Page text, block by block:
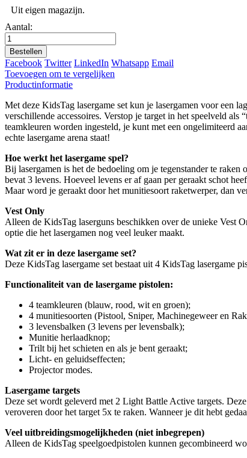
Uit eigen magazijn.
Aantal:
Bestellen
Facebook Twitter LinkedIn Whatsapp Email
Toevoegen om te vergelijken
Productinformatie
Met deze KidsTag lasergame set kun je lasergamen voor een
verschillende accessoires. Verstop je target in het speelveld
teamkleuren worden ingesteld, je kunt met een ongelimiteerd
echte lasergame arena staat!
Hoe werkt het lasergame spel?
Bij lasergamen is het de bedoeling om je tegenstander te
bevat 3 levens. Hoeveel levens er af gaan per geraakt schot
Maar word je geraakt door het munitiesoort raketwerper, dan
Vest Only
Alleen de KidsTag laserguns beschikken over de unieke Vest
optie die het lasergamen nog veel leuker maakt.
Wat zit er in deze lasergame set?
Deze KidsTag lasergame set bestaat uit 4 KidsTag lasergame
Functionaliteit van de lasergame pistolen:
4 teamkleuren (blauw, rood, wit en groen);
4 munitiesoorten (Pistool, Sniper, Machinegeweer en
3 levensbalken (3 levens per levensbalk);
Munitie herlaadknop;
Trilt bij het schieten en als je bent geraakt;
Licht- en geluidseffecten;
Projector modes.
Lasergame targets
Deze set wordt geleverd met 2 Light Battle Active targets.
veroveren door het target 5x te raken. Wanneer je dit hebt
Veel uitbreidingsmogelijkheden (niet inbegrepen)
Alleen de KidsTag speelgoedpistolen kunnen gecombineerd